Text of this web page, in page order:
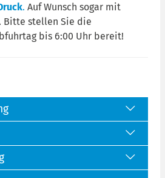
. Auf Wunsch sogar mit
Bitte stellen Sie die
bis 6:00 Uhr bereit!